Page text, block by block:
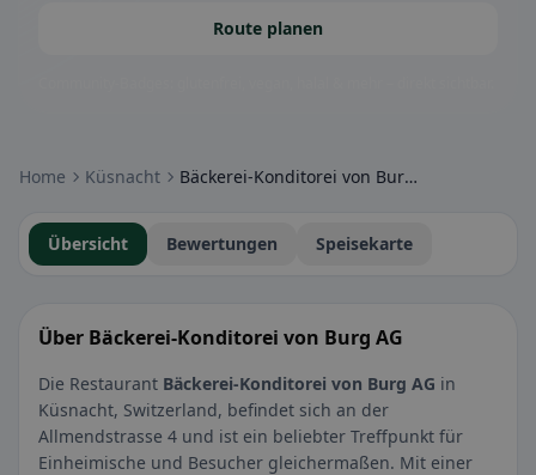
Route planen
Home Küsnacht Bäckerei-Konditorei von Burg AG
Übersicht Bewertungen Speisekarte
Über Bäckerei-Konditorei von Burg AG
Die Restaurant Bäckerei-Konditorei von Burg AG in
Küsnacht, Switzerland, befindet sich an der
Allmendstrasse 4 und ist ein beliebter Treffpunkt für
Einheimische und Besucher gleichermaßen. Mit einer